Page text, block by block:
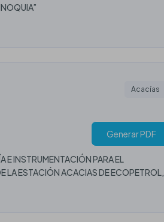
Acacías
Generar PDF
E INSTRUMENTACIÓN PARA EL
LA ESTACIÓN ACACIAS DE ECOPETROL,